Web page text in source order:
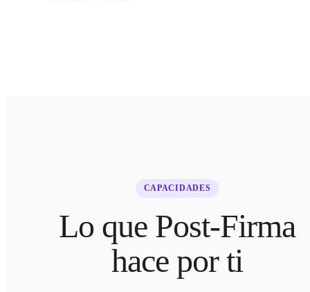
CAPACIDADES
Lo que Post-Firma
hace por ti